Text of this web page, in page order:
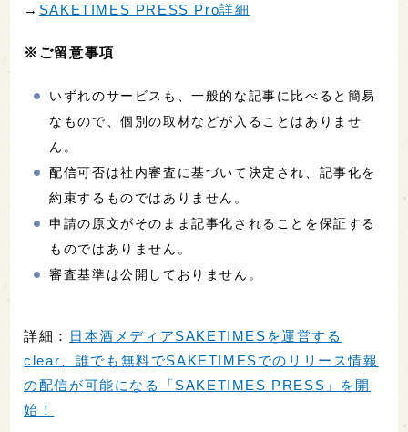
→ SAKETIMES PRESS Pro詳細
※ご留意事項
いずれのサービスも、一般的な記事に比べると簡易
なもので、個別の取材などが入ることはありませ
ん。
配信可否は社内審査に基づいて決定され、記事化を
約束するものではありません。
申請の原文がそのまま記事化されることを保証する
ものではありません。
審査基準は公開しておりません。
詳細： 日本酒メディアSAKETIMESを運営する
clear、誰でも無料でSAKETIMESでのリリース情報
の配信が可能になる「SAKETIMES PRESS」を開
始！